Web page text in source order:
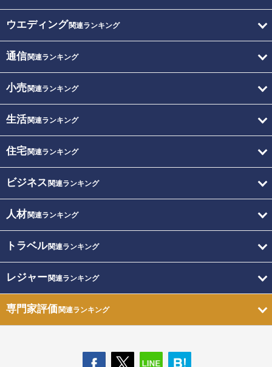
ウエディング関連ランキング
通信関連ランキング
小売関連ランキング
生活関連ランキング
住宅関連ランキング
ビジネス 関連ランキング
人材関連ランキング
トラベル関連ランキング
レジャー関連ランキング
専門家評価関連ランキング